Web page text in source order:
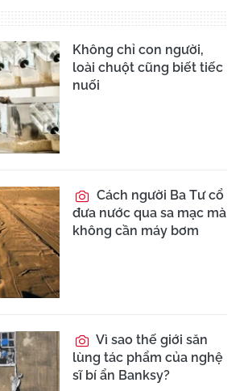
Không chỉ con người,
loài chuột cũng biết tiếc
nuối
Cách người Ba Tư cổ
đưa nước qua sa mạc mà
không cần máy bơm
Vì sao thế giới săn
lùng tác phẩm của nghệ
sĩ bí ẩn Banksy?